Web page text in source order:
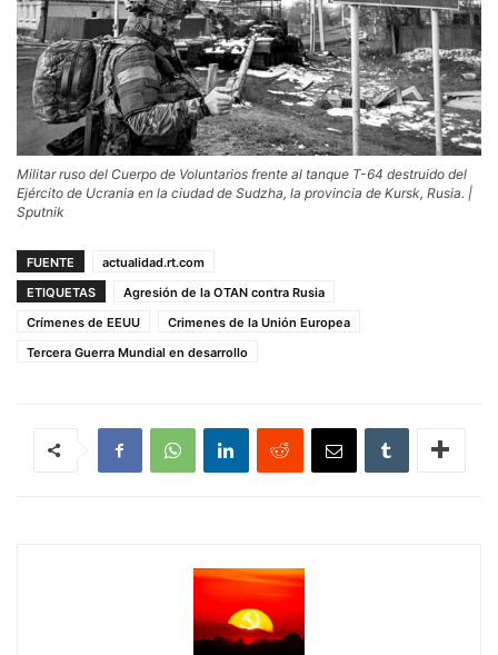
Militar ruso del Cuerpo de Voluntarios frente al tanque T-64 destruido del
Ejército de Ucrania en la ciudad de Sudzha, la provincia de Kursk, Rusia. |
Sputnik
FUENTE
actualidad.rt.com
ETIQUETAS
Agresión de la OTAN contra Rusia
Crímenes de EEUU
Crimenes de la Unión Europea
Tercera Guerra Mundial en desarrollo